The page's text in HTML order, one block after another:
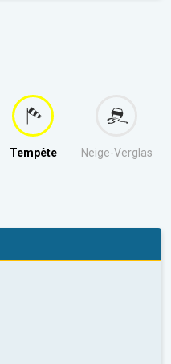
Tempête Neige-Verglas